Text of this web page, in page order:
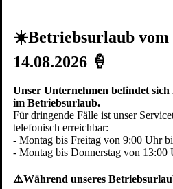
88046 Friedrichshafen |
Garagentor
Garagentor Vergleich 88693
Vergleich 88263 Horgenzell
Ravensburg|Garagentor Vergleich
Vergleich 88069 Tettnang|
Erläuterungen zum
Vergleich der
Variable Einbausituation
☀️Betriebsurlaub vom
14.08.2026 🍦
Unser Unternehmen befindet
im Betriebsurlaub.
Für dringende Fälle ist unser
telefonisch erreichbar:
- Montag bis Freitag von 9:00 Uhr
- Montag bis Donnerstag von 13:00
⚠️Während unseres